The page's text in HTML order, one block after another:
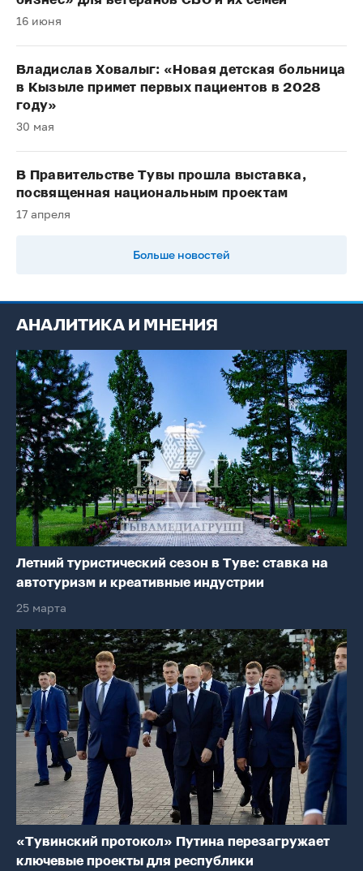
16 июня
Владислав Ховалыг: «Новая детская больница
в Кызыле примет первых пациентов в 2028
году»
30 мая
В Правительстве Тувы прошла выставка,
посвященная национальным проектам
17 апреля
Больше новостей
АНАЛИТИКА И МНЕНИЯ
Летний туристический сезон в Туве: ставка на
автотуризм и креативные индустрии
25 марта
«Тувинский протокол» Путина перезагружает
ключевые проекты для республики